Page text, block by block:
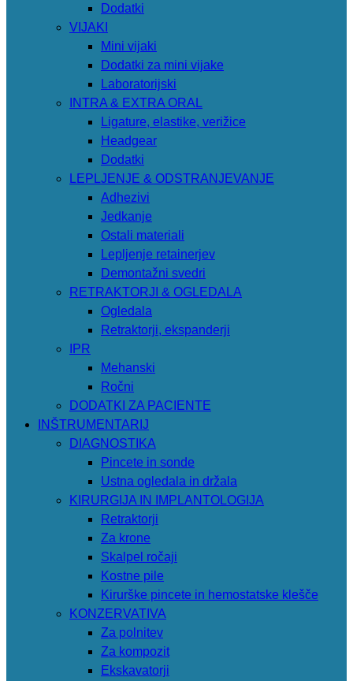
Dodatki
VIJAKI
Mini vijaki
Dodatki za mini vijake
Laboratorijski
INTRA & EXTRA ORAL
Ligature, elastike, verižice
Headgear
Dodatki
LEPLJENJE & ODSTRANJEVANJE
Adhezivi
Jedkanje
Ostali materiali
Lepljenje retainerjev
Demontažni svedri
RETRAKTORJI & OGLEDALA
Ogledala
Retraktorji, ekspanderji
IPR
Mehanski
Ročni
DODATKI ZA PACIENTE
INŠTRUMENTARIJ
DIAGNOSTIKA
Pincete in sonde
Ustna ogledala in držala
KIRURGIJA IN IMPLANTOLOGIJA
Retraktorji
Za krone
Skalpel ročaji
Kostne pile
Kirurške pincete in hemostatske klešče
KONZERVATIVA
Za polnitev
Za kompozit
Ekskavatorji